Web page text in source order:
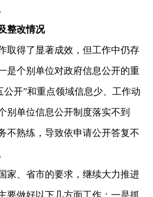
整改情况
得了显著成效，但工作中仍存
是个别单位对政府信息公开的重
开”和重点领域信息少、工作动
别单位信息公开制度落实不到
不熟练，导致依申请公开答复不
、省市的要求，继续大力推进
要做好以下几方面工作：一是抓